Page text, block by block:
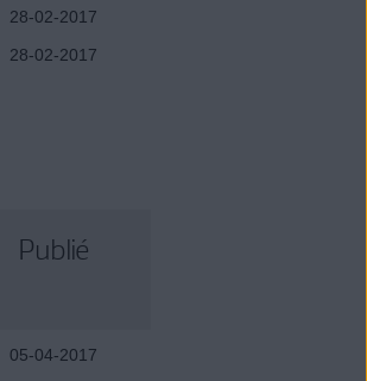
28-02-2017
28-02-2017
Publié
05-04-2017